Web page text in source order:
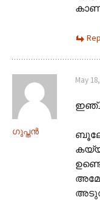
ഗുപ്തന്‍
May